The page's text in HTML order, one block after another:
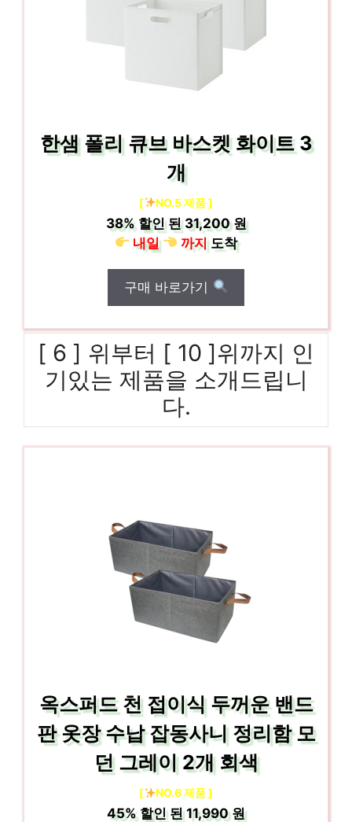
한샘 폴리 큐브 바스켓 화이트 3
개
[ NO.5 제품 ]
38%할인 된31,200 원
내일
까지도착
구매 바로가기
[ 6 ] 위부터 [ 10 ]위까지 인
기있는 제품을 소개드립니
다.
옥스퍼드 천 접이식 두꺼운 밴드
판 옷장 수납 잡동사니 정리함 모
던 그레이 2개 회색
[ NO.6 제품 ]
45%할인 된11,990 원